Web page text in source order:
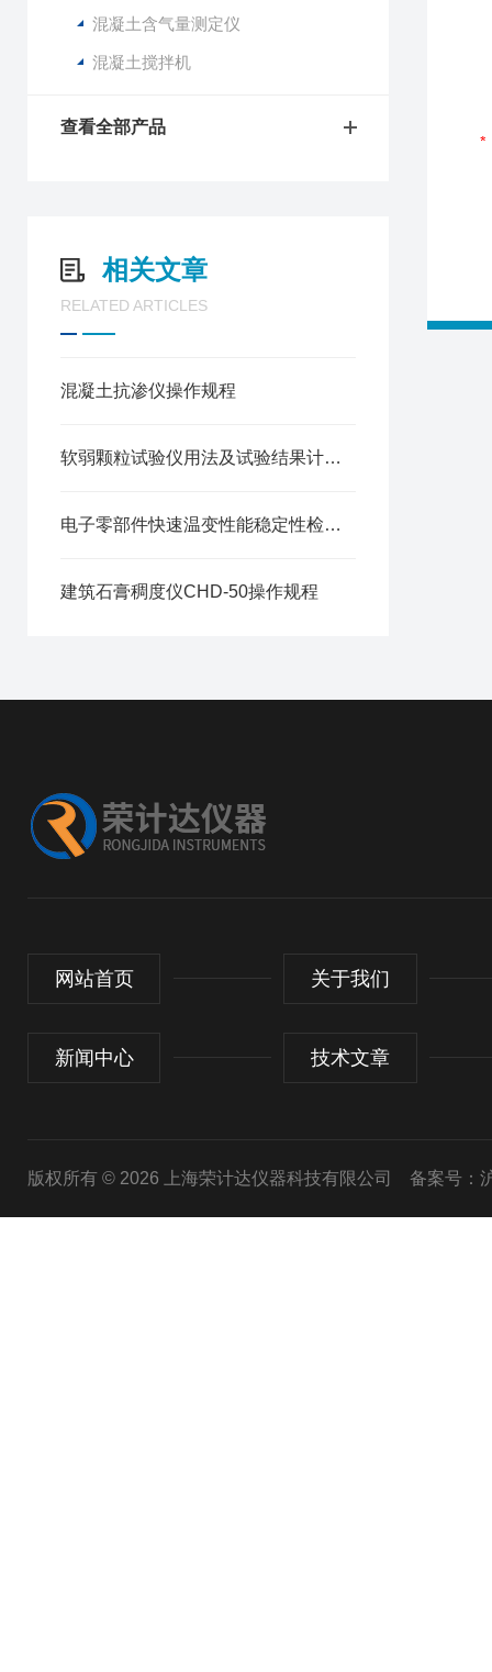
混凝土含气量测定仪
混凝土搅拌机
查看全部产品
相关文章
RELATED ARTICLES
混凝土抗渗仪操作规程
软弱颗粒试验仪用法及试验结果计算方法
电子零部件快速温变性能稳定性检测规程
建筑石膏稠度仪CHD-50操作规程
网站首页 关于我们
新闻中心 技术文章
版权所有 © 2026 上海荣计达仪器科技有限公司 备案号：